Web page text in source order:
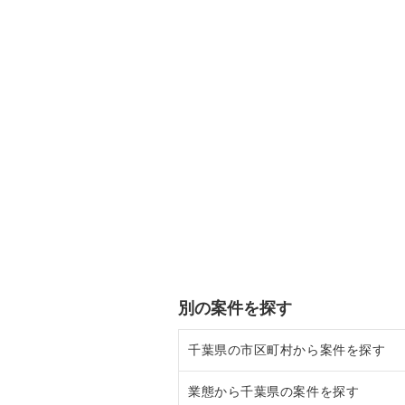
別の案件を探す
千葉県の市区町村から案件を探す
船橋市の飲食店の居抜き売却物件
業態から千葉県の案件を探す